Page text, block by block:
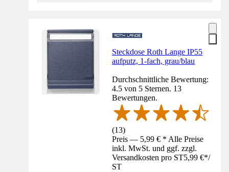
Steckdose Roth Lange IP55
aufputz, 1-fach, grau/blau
Durchschnittliche Bewertung:
4.5 von 5 Sternen. 13
Bewertungen.
(13)
Preis — 5,99 € * Alle Preise
inkl. MwSt. und ggf. zzgl.
Versandkosten pro ST5,99 €*/
ST